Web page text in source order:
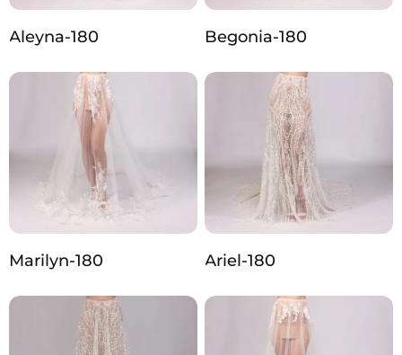
Aleyna-180 Begonia-180
Marilyn-180 Ariel-180